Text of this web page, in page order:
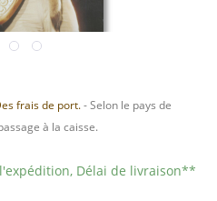
frais de port.- Selon le pays de
à la caisse.
Délai de livraison**